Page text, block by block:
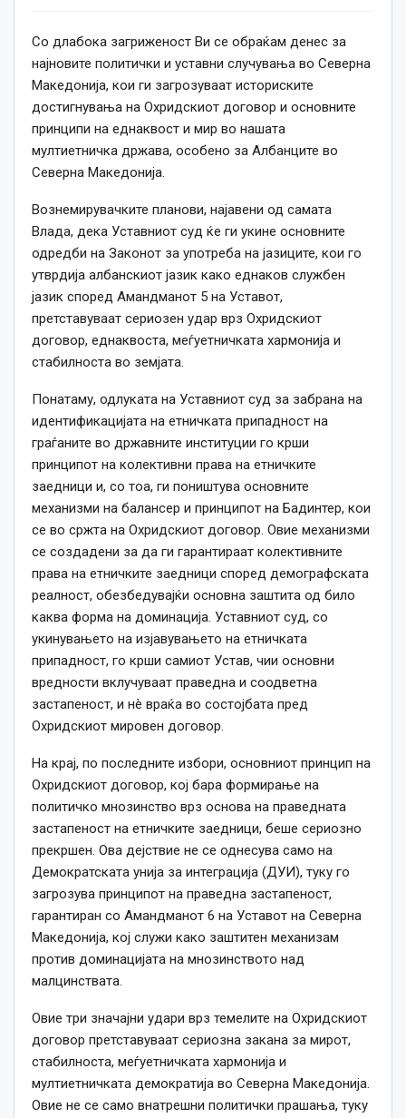
Со длабока загриженост Ви се обраќам денес за
најновите политички и уставни случувања во Северна
Македонија, кои ги загрозуваат историските
достигнувања на Охридскиот договор и основните
принципи на еднаквост и мир во нашата
мултиетничка држава, особено за Албанците во
Северна Македонија.
Вознемирувачките планови, најавени од самата
Влада, дека Уставниот суд ќе ги укине основните
одредби на Законот за употреба на јазиците, кои го
утврдија албанскиот јазик како еднаков службен
јазик според Амандманот 5 на Уставот,
претставуваат сериозен удар врз Охридскиот
договор, еднаквоста, меѓуетничката хармонија и
стабилноста во земјата.
Понатаму, одлуката на Уставниот суд за забрана на
идентификацијата на етничката припадност на
граѓаните во државните институции го крши
принципот на колективни права на етничките
заедници и, со тоа, ги поништува основните
механизми на балансер и принципот на Бадинтер, кои
се во сржта на Охридскиот договор. Овие механизми
се создадени за да ги гарантираат колективните
права на етничките заедници според демографската
реалност, обезбедувајќи основна заштита од било
каква форма на доминација. Уставниот суд, со
укинувањето на изјавувањето на етничката
припадност, го крши самиот Устав, чии основни
вредности вклучуваат праведна и соодветна
застапеност, и нè враќа во состојбата пред
Охридскиот мировен договор.
На крај, по последните избори, основниот принцип на
Охридскиот договор, кој бара формирање на
политичко мнозинство врз основа на праведната
застапеност на етничките заедници, беше сериозно
прекршен. Ова дејствие не се однесува само на
Демократската унија за интеграција (ДУИ), туку го
загрозува принципот на праведна застапеност,
гарантиран со Амандманот 6 на Уставот на Северна
Македонија, кој служи како заштитен механизам
против доминацијата на мнозинството над
малцинствата.
Овие три значајни удари врз темелите на Охридскиот
договор претставуваат сериозна закана за мирот,
стабилноста, меѓуетничката хармонија и
мултиетничката демократија во Северна Македонија.
Овие не се само внатрешни политички прашања, туку